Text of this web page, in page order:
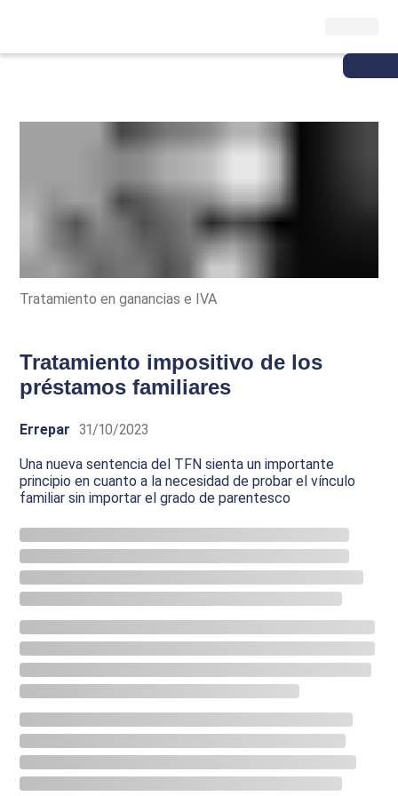
Tratamiento en ganancias e IVA
Tratamiento impositivo de los
préstamos familiares
Errepar 31/10/2023
Una nueva sentencia del TFN sienta un importante
principio en cuanto a la necesidad de probar el vínculo
familiar sin importar el grado de parentesco